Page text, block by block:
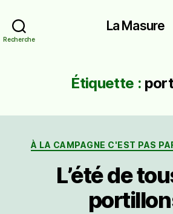
Recherche
La Masure
Étiquette :
À LA CAMPAGNE C'EST PAS
L’été de